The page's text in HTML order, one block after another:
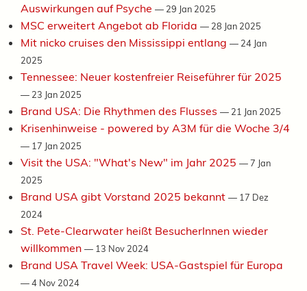
Auswirkungen auf Psyche — 29 Jan 2025
MSC erweitert Angebot ab Florida — 28 Jan 2025
Mit nicko cruises den Mississippi entlang — 24 Jan
2025
Tennessee: Neuer kostenfreier Reiseführer für 2025
— 23 Jan 2025
Brand USA: Die Rhythmen des Flusses — 21 Jan 2025
Krisenhinweise - powered by A3M für die Woche 3/4
— 17 Jan 2025
Visit the USA: "What's New" im Jahr 2025 —7 Jan
2025
Brand USA gibt Vorstand 2025 bekannt — 17 Dez
2024
St. Pete-Clearwater heißt BesucherInnen wieder
willkommen — 13 Nov 2024
Brand USA Travel Week: USA-Gastspiel für Europa
—4 Nov 2024